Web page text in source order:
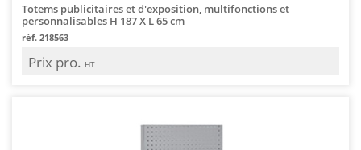
Totems publicitaires et d'exposition, multifonctions et
personnalisables H 187 X L 65 cm
réf. 218563
Prix pro. HT